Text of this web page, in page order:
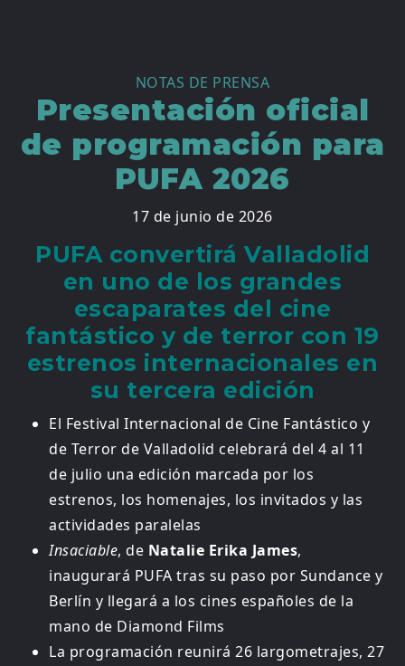
NOTAS DE PRENSA
Presentación oficial
de programación para
PUFA 2026
17 de junio de 2026
PUFA convertirá Valladolid
en uno de los grandes
escaparates del cine
fantástico y de terror con 19
estrenos internacionales en
su tercera edición
El Festival Internacional de Cine Fantástico y
de Terror de Valladolid celebrará del 4 al 11
de julio una edición marcada por los
estrenos, los homenajes, los invitados y las
actividades paralelas
Insaciable, de Natalie Erika James,
inaugurará PUFA tras su paso por Sundance y
Berlín y llegará a los cines españoles de la
mano de Diamond Films
La programación reunirá 26 largometrajes, 27